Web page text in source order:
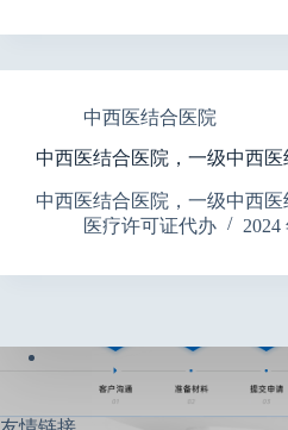
中西医结合医院
中西医结合医院，一级中西医
中西医结合医院，一级中西
医疗许可证代办
2024